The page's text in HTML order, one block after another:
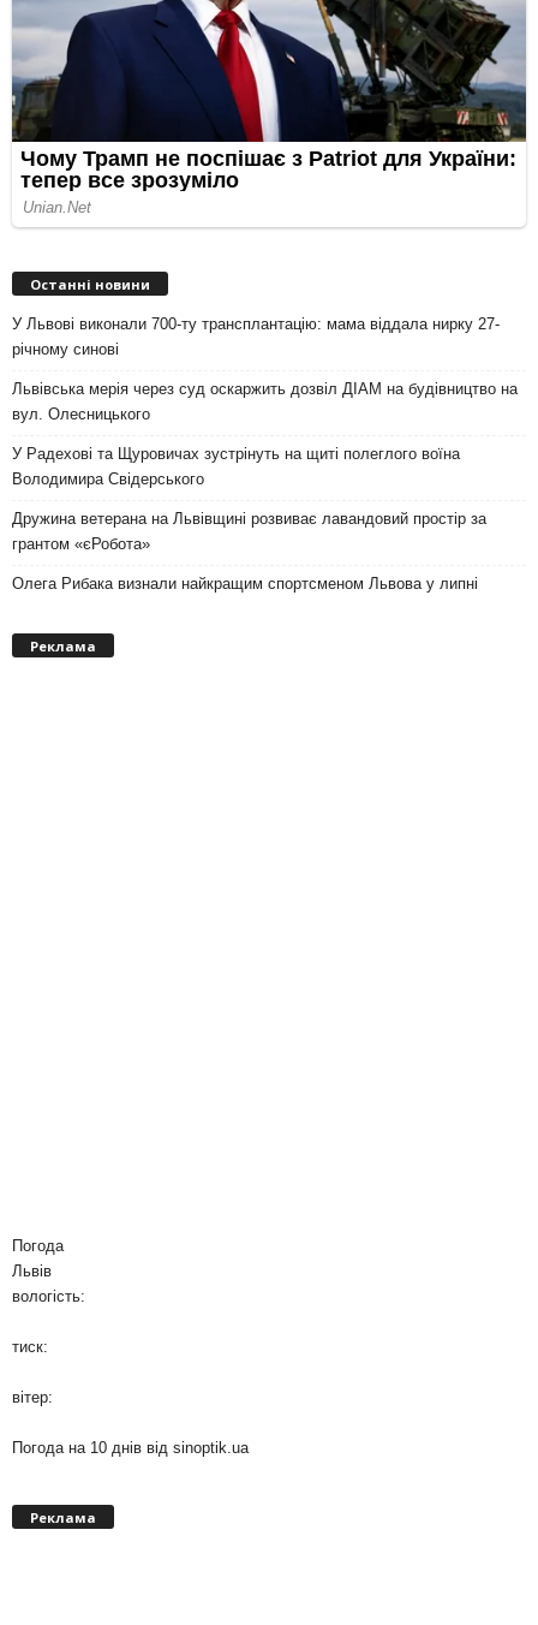
Останні новини
У Львові виконали 700-ту трансплантацію: мама віддала нирку 27-
річному синові
Львівська мерія через суд оскаржить дозвіл ДІАМ на будівництво на
вул. Олесницького
У Радехові та Щуровичах зустрінуть на щиті полеглого воїна
Володимира Свідерського
Дружина ветерана на Львівщині розвиває лавандовий простір за
грантом «єРобота»
Олега Рибака визнали найкращим спортсменом Львова у липні
Реклама
Погода
Львів
вологість:
тиск:
вітер:
Погода на 10 днів від sinoptik.ua
Реклама